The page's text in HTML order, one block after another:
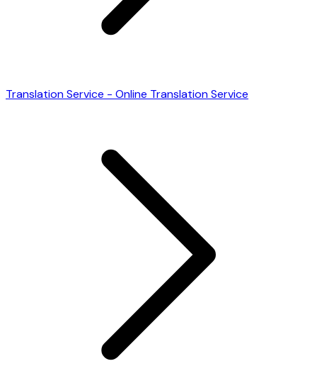
Translation Service - Online Translation Service